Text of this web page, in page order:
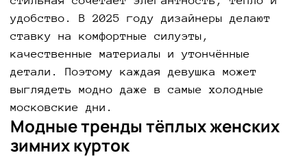
удобство. В 2025 году дизайнеры делают
ставку на комфортные силуэты,
качественные материалы и утончённые
детали. Поэтому каждая девушка может
выглядеть модно даже в самые холодные
московские дни.
Модные тренды тёплых женских
зимних курток